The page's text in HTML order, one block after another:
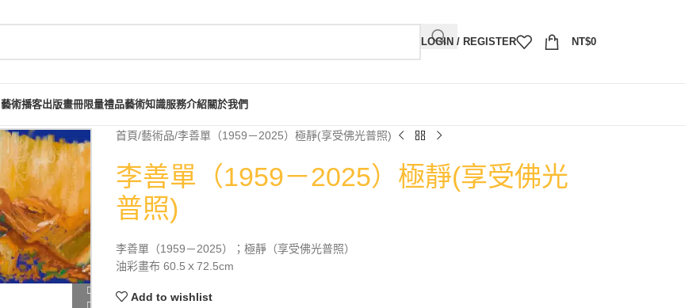
LOGIN / REGISTER NT$0
藝術播客出版畫冊限量禮品藝術知識服務介紹關於我們
首頁 藝術品 李善單（1959－2025）極靜(享受佛光普照)
李善單（1959－2025）極靜(享受佛光
普照)
李善單（1959－2025）；極靜（享受佛光普照）
油彩畫布 60.5ｘ72.5cm
Add to wishlist